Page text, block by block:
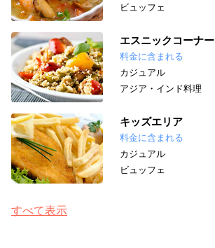
ビュッフェ
エスニックコーナー
料金に含まれる
カジュアル
アジア・インド料理
キッズエリア
料金に含まれる
カジュアル
ビュッフェ
すべて表示